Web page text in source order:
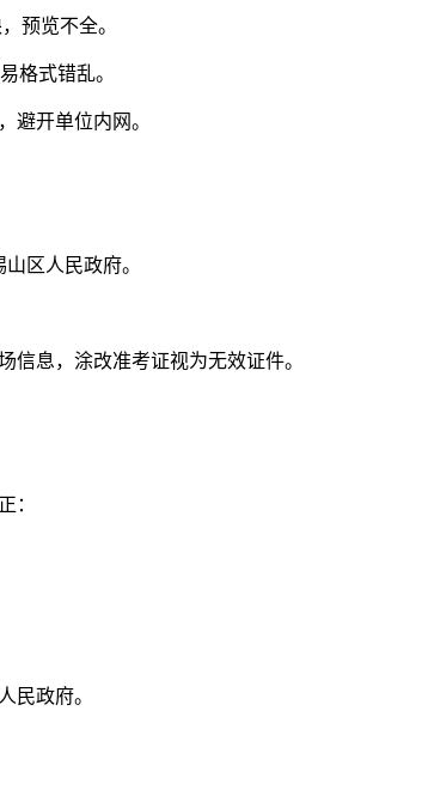
预览不全。
格式错乱。
避开单位内网。
区人民政府。
信息，涂改准考证视为无效证件。
：
民政府。